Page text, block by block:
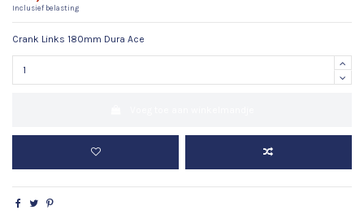
Inclusief belasting
Crank Links 180mm Dura Ace